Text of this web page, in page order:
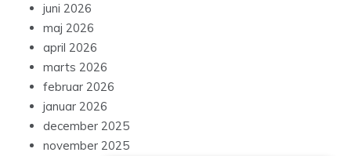
juni 2026
maj 2026
april 2026
marts 2026
februar 2026
januar 2026
december 2025
november 2025